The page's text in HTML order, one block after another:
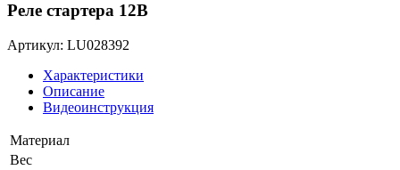
Реле стартера 12В
Артикул: LU028392
Характеристики
Описание
Видеоинструкция
Материал
Вес